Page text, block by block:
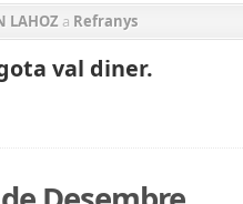
LAHOZ a Refranys
val diner.